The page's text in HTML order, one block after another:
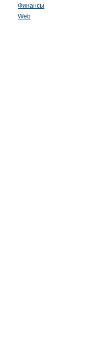
Финансы
Web